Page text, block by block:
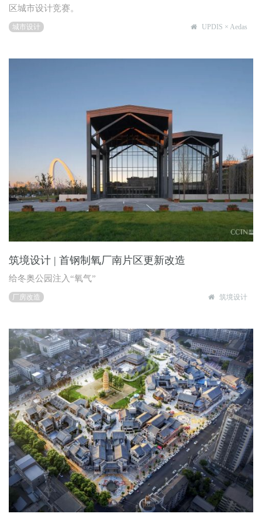
区城市设计竞赛。
城市设计 UPDIS × Aedas
筑境设计 | 首钢制氧厂南片区更新改造
给冬奥公园注入“氧气”
厂房改造 筑境设计